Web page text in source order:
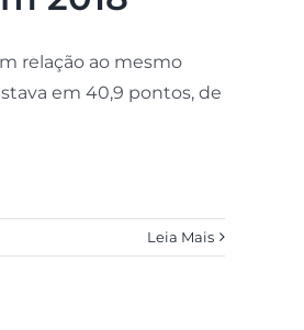
relação ao mesmo
em 40,9 pontos, de
Leia Mais